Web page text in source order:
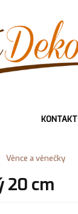
KONTAKT
Věnce a věnečky
20 cm